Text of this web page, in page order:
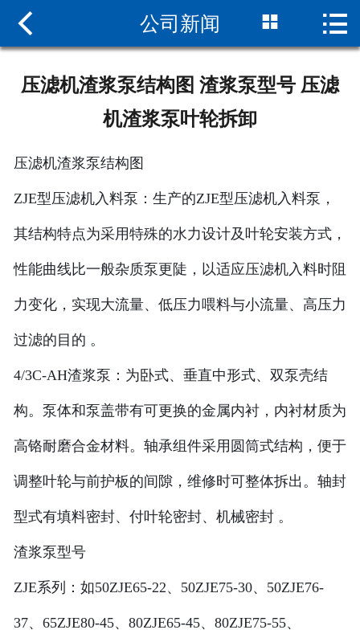
网站首页
服务支持
联系我们
 公司新闻  
压滤机渣浆泵结构图 渣浆泵型号 压滤
机渣浆泵叶轮拆卸
压滤机渣浆泵结构图
ZJE型压滤机入料泵：生产的ZJE型压滤机入料泵，
其结构特点为采用特殊的水力设计及叶轮安装方式，
性能曲线比一般杂质泵更陡，以适应压滤机入料时阻
力变化，实现大流量、低压力喂料与小流量、高压力
过滤的目的 。
4/3C-AH渣浆泵：为卧式、垂直中形式、双泵壳结
构。泵体和泵盖带有可更换的金属内衬，内衬材质为
高铬耐磨合金材料。轴承组件采用圆筒式结构，便于
调整叶轮与前护板的间隙，维修时可整体拆出。轴封
型式有填料密封、付叶轮密封、机械密封 。
渣浆泵型号
ZJE系列：如50ZJE65-22、50ZJE75-30、50ZJE76-
37、65ZJE80-45、80ZJE65-45、80ZJE75-55、